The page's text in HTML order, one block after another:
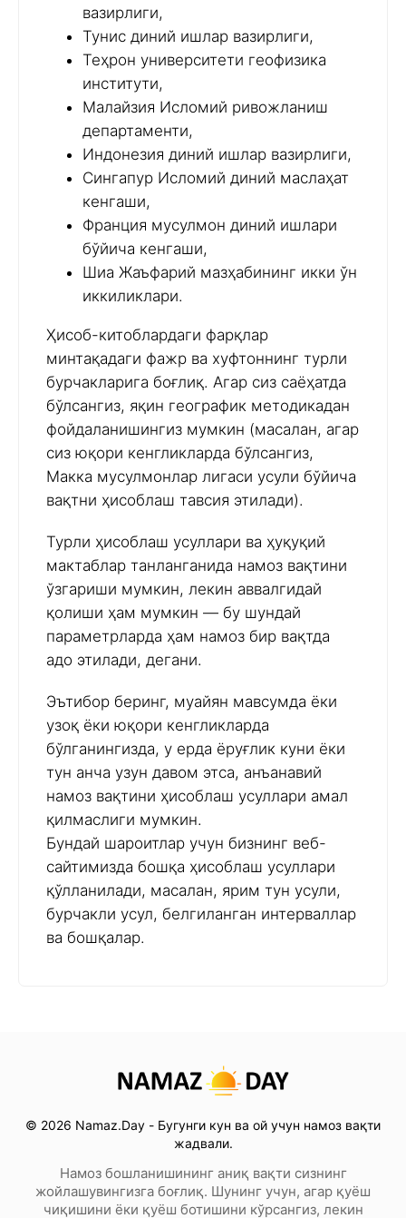
вазирлиги,
Тунис диний ишлар вазирлиги,
Теҳрон университети геофизика
институти,
Малайзия Исломий ривожланиш
департаменти,
Индонезия диний ишлар вазирлиги,
Сингапур Исломий диний маслаҳат
кенгаши,
Франция мусулмон диний ишлари
бўйича кенгаши,
Шиа Жаъфарий мазҳабининг икки ўн
иккиликлари.
Ҳисоб-китоблардаги фарқлар
минтақадаги фажр ва хуфтоннинг турли
бурчакларига боғлиқ. Агар сиз саёҳатда
бўлсангиз, яқин географик методикадан
фойдаланишингиз мумкин (масалан, агар
сиз юқори кенгликларда бўлсангиз,
Макка мусулмонлар лигаси усули бўйича
вақтни ҳисоблаш тавсия этилади).
Турли ҳисоблаш усуллари ва ҳуқуқий
мактаблар танланганида намоз вақтини
ўзгариши мумкин, лекин аввалгидай
қолиши ҳам мумкин — бу шундай
параметрларда ҳам намоз бир вақтда
адо этилади, дегани.
Эътибор беринг, муайян мавсумда ёки
узоқ ёки юқори кенгликларда
бўлганингизда, у ерда ёруғлик куни ёки
тун анча узун давом этса, анъанавий
намоз вақтини ҳисоблаш усуллари амал
қилмаслиги мумкин.
Бундай шароитлар учун бизнинг веб-
сайтимизда бошқа ҳисоблаш усуллари
қўлланилади, масалан, ярим тун усули,
бурчакли усул, белгиланган интерваллар
ва бошқалар.
© 2026 Namaz.Day - Бугунги кун ва ой учун намоз вақти
жадвали.
Намоз бошланишининг аниқ вақти сизнинг
жойлашувингизга боғлиқ. Шунинг учун, агар қуёш
чиқишини ёки қуёш ботишини кўрсангиз, лекин